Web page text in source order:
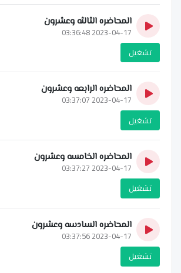
المحاضره الثالثه وعشرون
2023-04-17 03:36:48
تشغيل
المحاضره الرابعه وعشرون
2023-04-17 03:37:07
تشغيل
المحاضره الخامسه وعشرون
2023-04-17 03:37:27
تشغيل
المحاضره السادسه وعشرون
2023-04-17 03:37:56
تشغيل